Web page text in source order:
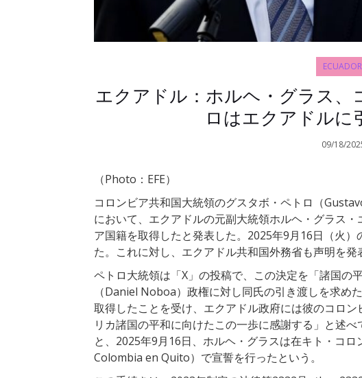
ECUADOR
エクアドル：ホルヘ・グラス、
ロはエクアドルに
09/18/
（Photo：EFE）
コロンビア共和国大統領のグスタボ・ペトロ（
において、エクアドルの元副大統領ホルヘ・グラス
ア国籍を取得したと発表した。2025年9月16日（火
た。これに対し、エクアドル共和国外務省も声明を発
ペトロ大統領は「X」の投稿で、この決定を「諸国の
（Daniel Noboa）政権に対し同氏の引き渡しを求め
取得したことを受け、エクアドル政府には彼のコロ
リカ諸国の平和に向けたこの一歩に感謝する」と述
と、2025年9月16日、ホルヘ・グラスは在キト・コ
Colombia en Quito）で宣誓を行ったという。